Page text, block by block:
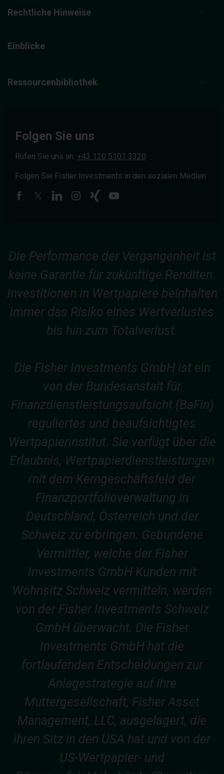
Rechtliche Hinweise
Einblicke
Ressourcenbibliothek
Folgen Sie uns
Rufen Sie uns an: +43 120 5107 3320
Folgen Sie Fisher Investments in den sozialen Medien
Die Performance der Vergangenheit ist
keine Garantie für zukünftige Renditen.
Investitionen in Wertpapiere beinhalten
immer das Risiko eines Wertverlustes
bis hin zum Totalverlust.
Die Fisher Investments GmbH ist ein
von der Bundesanstalt für
Finanzdienstleistungsaufsicht (BaFin)
reguliertes und beaufsichtigtes
Wertpapierinstitut. Sie verfügt über die
Erlaubnis, Wertpapierdienstleistungen
mit dem Kerngeschäftsfeld der
Finanzportfolioverwaltung in
Deutschland, Österreich und der
Schweiz zu erbringen. Gebundene
Vermittler, welche der Fisher
Investments GmbH Kunden mit
Wohnsitz Schweiz vermitteln, werden
von der Fisher Investments Schweiz
GmbH überwacht. Die Fisher
Investments GmbH hat die
fortlaufenden Entscheidungen zur
Anlagestrategie auf ihre
Muttergesellschaft, Fisher Asset
Management, LLC, ausgelagert, die
ihren Sitz in den USA hat und von der
US-Wertpapier- und